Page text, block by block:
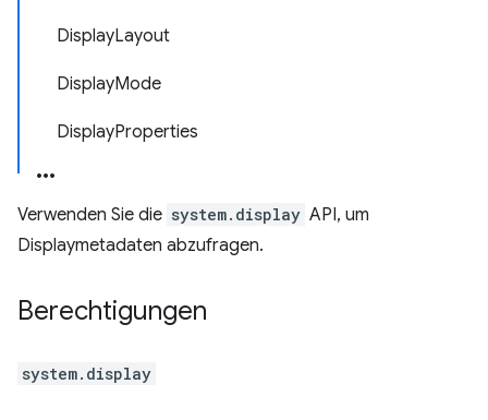
DisplayLayout
DisplayMode
DisplayProperties
Verwenden Sie die system.display API, um
Displaymetadaten abzufragen.
Berechtigungen
system.display